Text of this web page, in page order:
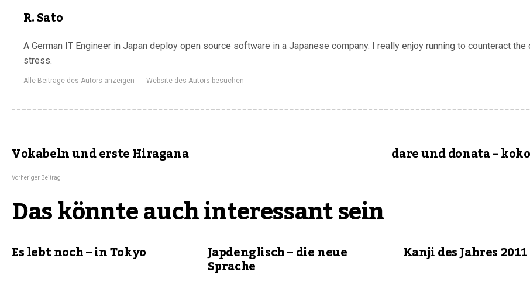
R. Sato
A German IT Engineer in Japan deploy open source software in a Japanese company. I really enjoy running to counteract the
stress.
Alle Beiträge des Autors anzeigen Website des Autors besuchen
Vokabeln und erste Hiragana
Vorheriger Beitrag
dare und donata –
Das könnte auch interessant sein
Es lebt noch – in Tokyo Japdenglisch – die neue
Sprache
Kanji des Jahres 2011